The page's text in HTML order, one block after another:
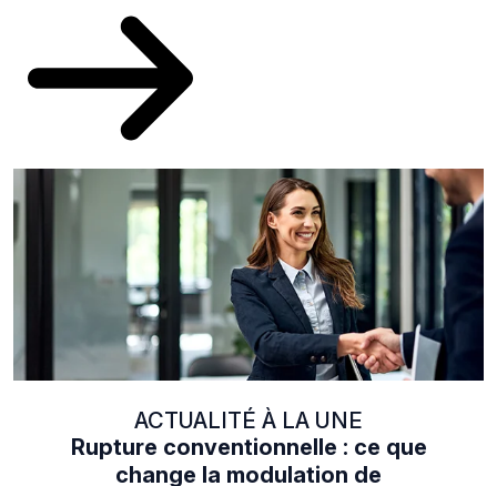
ACTUALITÉ À LA UNE
Rupture conventionnelle : ce que
change la modulation de